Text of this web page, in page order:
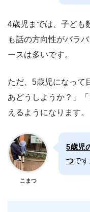
4歳児までは、子ども
も話の方向性がバラ
ースは多いです。
ただ、5歳児になって
あどうしようか？」
えるようになります。
こまつ
5歳児
つです